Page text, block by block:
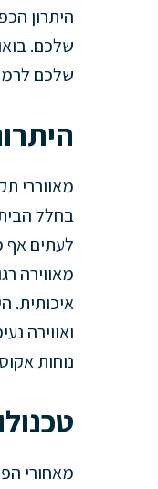
היתרון
שלכם.
שלכם
מאווררי
בחלל
מאווירה
איכותית.
ואווירה
נוחות
מאחורי